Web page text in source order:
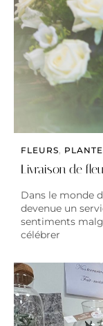
FLEURS,
Livraison de
Dans le monde
devenue un
sentiments
célébrer